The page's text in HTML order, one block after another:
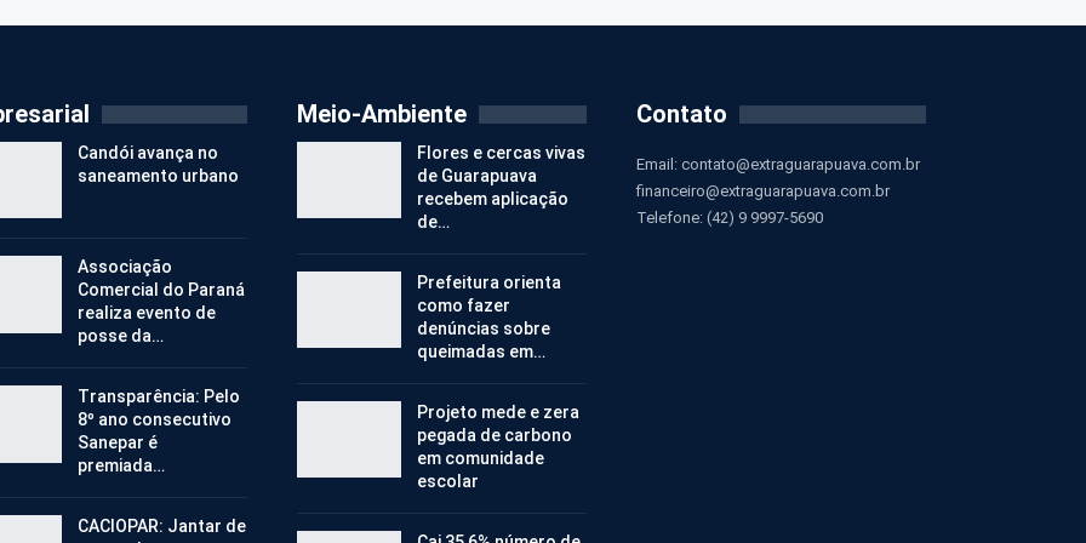
Candói avança no
saneamento urbano
Associação
Comercial do Paraná
realiza evento de
posse da…
Transparência: Pelo
8º ano consecutivo
Sanepar é
premiada…
CACIOPAR: Jantar de
Meio-Ambiente
Flores e cercas vivas
de Guarapuava
recebem aplicação
de…
Prefeitura orienta
como fazer
denúncias sobre
queimadas em…
Projeto mede e zera
pegada de carbono
em comunidade
escolar
Contato
Email: contato@extraguarapuava.com.br
financeiro@extraguarapuava.com.br
Telefone: (42) 9 9997-5690